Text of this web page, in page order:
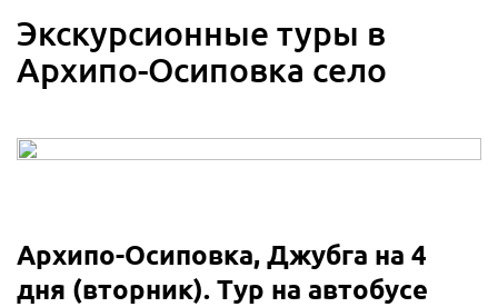
Экскурсионные туры в
Архипо-Осиповка село
Архипо-Осиповка, Джубга на 4
дня (вторник). Тур на автобусе